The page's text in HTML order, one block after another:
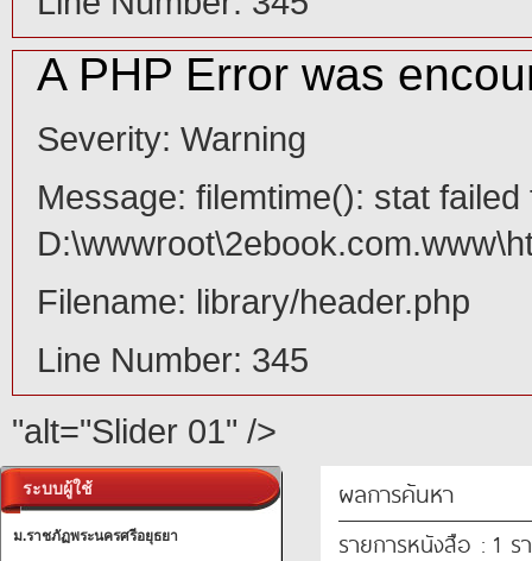
A PHP Error was
Severity: Warning
Message: filemtime(): stat failed
Filename: library/header.php
Line Number: 345
"alt="Slider 01" />
ระบบผู้ใช้
ม.ราชภัฏพระนครศรีอยุธยา
ผลการค้นหา
รายการหนังสือ : 1 ร